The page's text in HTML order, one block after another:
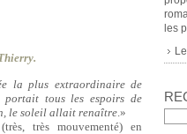
les
la plus extraordinaire de
portait tous les espoirs de
le soleil allait renaître.»
très mouvementé) en